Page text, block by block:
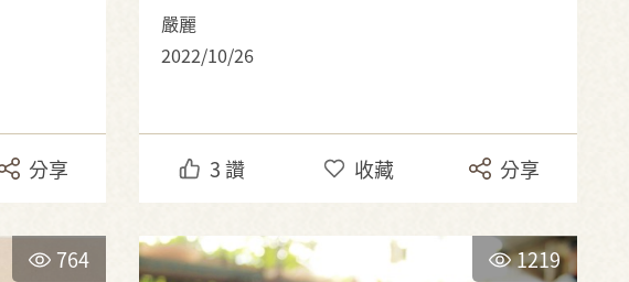
分享
嚴麗
2022/10/26
3讚 收藏 分享
764 1219